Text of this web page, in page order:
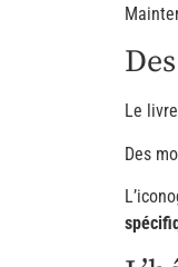
Le
Des